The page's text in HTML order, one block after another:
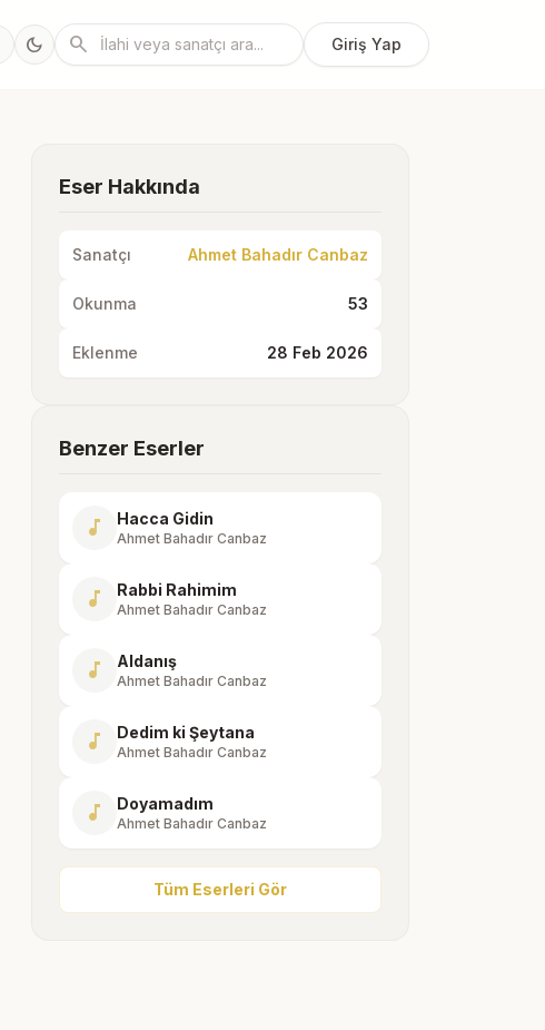
dark_mode search Giriş Yap
Eser Hakkında
Sanatçı Ahmet Bahadır Canbaz
Okunma 53
Eklenme 28 Feb 2026
Benzer Eserler
music_note Hacca Gidin
Ahmet Bahadır Canbaz
music_note Rabbi Rahimim
Ahmet Bahadır Canbaz
music_note Aldanış
Ahmet Bahadır Canbaz
music_note Dedim ki Şeytana
Ahmet Bahadır Canbaz
music_note Doyamadım
Ahmet Bahadır Canbaz
Tüm Eserleri Gör